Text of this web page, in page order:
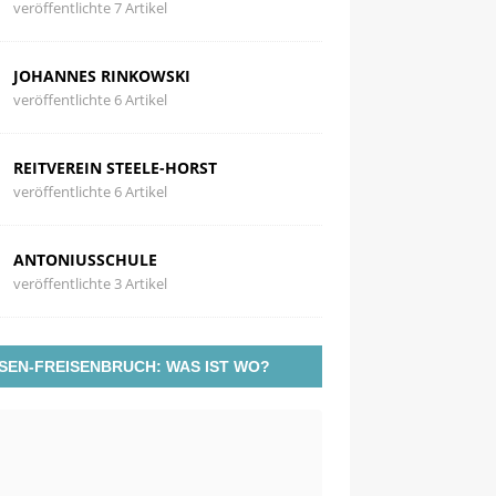
veröffentlichte 7 Artikel
JOHANNES RINKOWSKI
veröffentlichte 6 Artikel
REITVEREIN STEELE-HORST
veröffentlichte 6 Artikel
ANTONIUSSCHULE
veröffentlichte 3 Artikel
FREISENBRUCH: WAS IST WO?